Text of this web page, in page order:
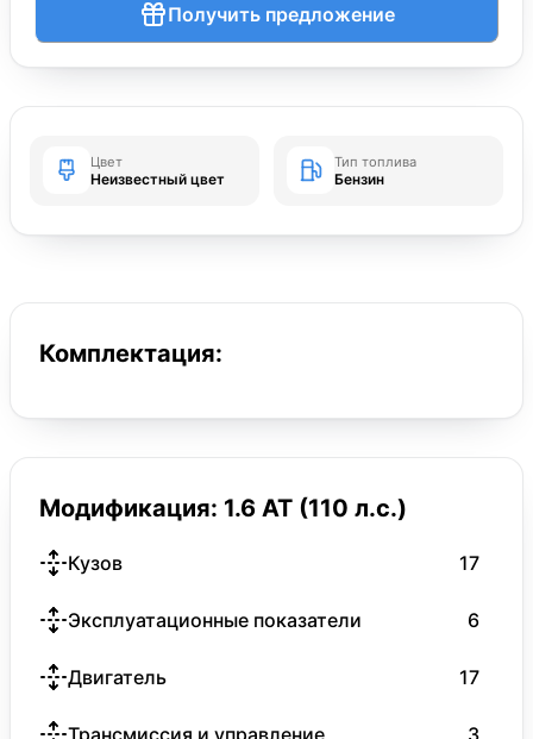
Получить предложение
Цвет
Неизвестный цвет
Тип топлива
Бензин
Комплектация:
Модификация: 1.6 AT (110 л.с.)
Кузов 17
Эксплуатационные показатели 6
Двигатель 17